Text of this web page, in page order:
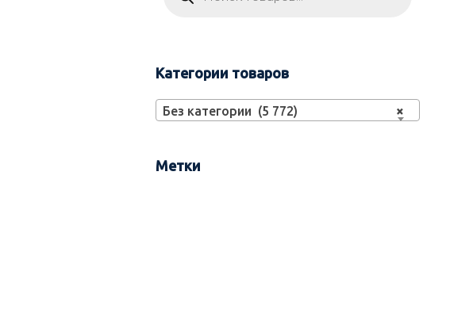
Категории товаров
×
Без категории (5 772)
Метки